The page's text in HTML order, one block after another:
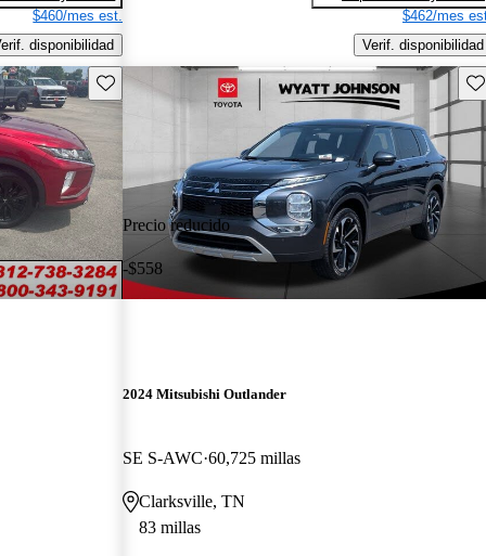
$460/mes est.
disponibilidad
$462/mes
Verif. disponibilidad
Guarda este Aviso
Precio reducido
-$558
2024 Mitsubishi Outlander
SE S-AWC 60,725 millas
Clarksville, TN
83 millas